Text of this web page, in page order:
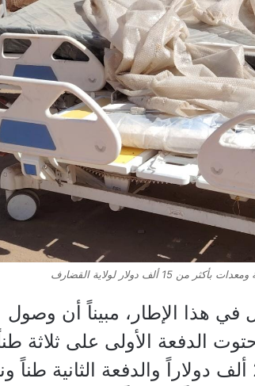
15 ألف دولار لولاية القضارف
في هذا الإطار، مبيناً أن وصول
الدفعة الأولى على ثلاثة
ونصف بقيمة تفوق ال 25 ألف دولاراً والدفعة الثانية